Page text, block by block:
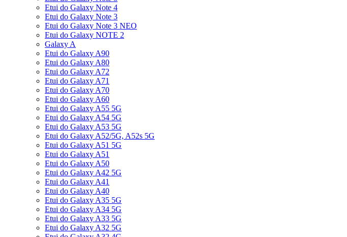
Etui do Galaxy Note 4
Etui do Galaxy Note 3
Etui do Galaxy Note 3 NEO
Etui do Galaxy NOTE 2
Galaxy A
Etui do Galaxy A90
Etui do Galaxy A80
Etui do Galaxy A72
Etui do Galaxy A71
Etui do Galaxy A70
Etui do Galaxy A60
Etui do Galaxy A55 5G
Etui do Galaxy A54 5G
Etui do Galaxy A53 5G
Etui do Galaxy A52/5G, A52s 5G
Etui do Galaxy A51 5G
Etui do Galaxy A51
Etui do Galaxy A50
Etui do Galaxy A42 5G
Etui do Galaxy A41
Etui do Galaxy A40
Etui do Galaxy A35 5G
Etui do Galaxy A34 5G
Etui do Galaxy A33 5G
Etui do Galaxy A32 5G